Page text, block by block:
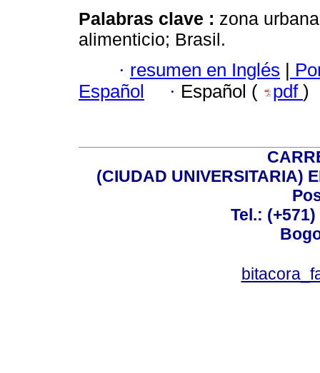
Palabras clave : zona
alimenticio; Brasil.
· resumen en Inglés |
Español
· Español ( pdf )
(CIUDAD UNIVERSITARIA)
Tel.: